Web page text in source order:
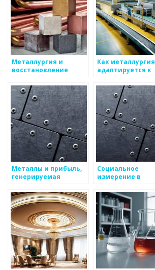
Металлургия и
восстановление
Как металлургия
адаптируется к
вызовам
Металлы и прибыль,
генерируемая
Социальное
измерение в
отрасли